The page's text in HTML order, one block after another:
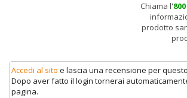
Chiama l'
prodotto
Accedi al sito e lascia una recensione per
Dopo aver fatto il login tornerai
pagina.